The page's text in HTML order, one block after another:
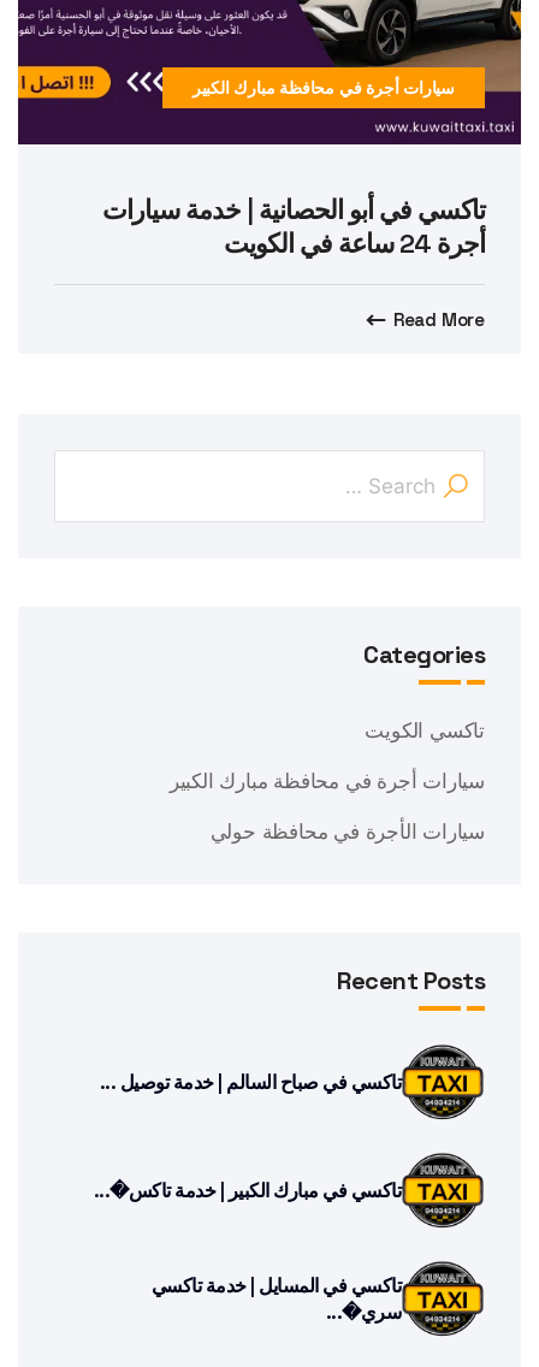
سيارات أجرة في محافظة مبارك الكبير
تاكسي في أبو الحصانية | خدمة سيارات
أجرة 24 ساعة في الكويت
Read More
Categories
تاكسي الكويت
سيارات أجرة في محافظة مبارك الكبير
سيارات الأجرة في محافظة حولي
Recent Posts
تاكسي في صباح السالم | خدمة توصيل ...
تاكسي في مبارك الكبير | خدمة تاكس�...
تاكسي في المسايل | خدمة تاكسي
سري�...